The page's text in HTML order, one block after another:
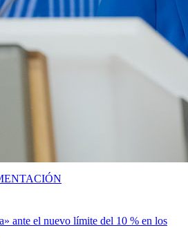
ante el nuevo límite del 10 % en los